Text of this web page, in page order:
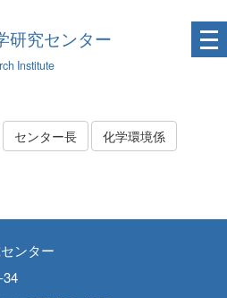
研究センター
Institute
センター長 化学環境係
ンター
34